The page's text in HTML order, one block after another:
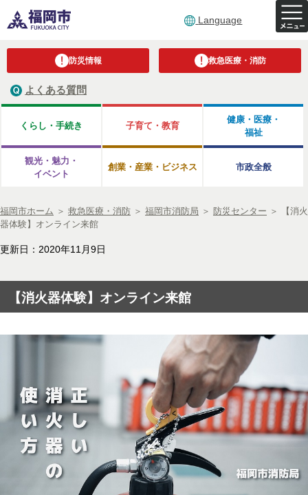
Language
防災情報 救急医療・消防
よくある質問
くらし・手続き 子育て・教育
健康・医療・
福祉
観光・魅力・
イベント
創業・産業・ビジネス 市政全般
福岡市ホーム ＞ 救急医療・消防 ＞ 福岡市消防局 ＞ 防災センター ＞
【消火
器体験】オンライン来館
更新日：2020年11月9日
【消火器体験】オンライン来館